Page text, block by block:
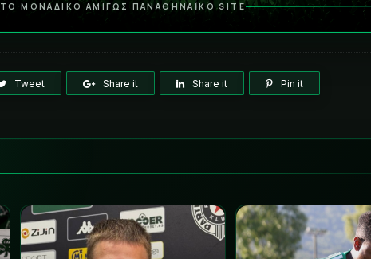
ΤΟ ΜΟΝΑΔΙΚΟ ΑΜΙΓΩΣ ΠΑΝΑΘΗΝΑΪΚΟ SITE
Tweet Share it Share it Pin it